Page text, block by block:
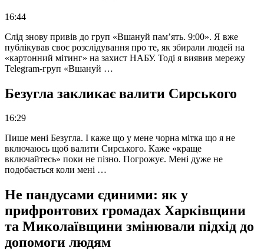
16:44
Слід знову привів до груп «Вшануй пам’ять. 9:00». Я вже
публікував своє розслідування про те, як збирали людей на
«картонний мітинг» на захист НАБУ. Тоді я виявив мережу
Telegram-груп «Вшануй …
Безугла закликає валити Сирського
16:29
Пише мені Безугла. І каже що у мене чорна мітка що я не
включаюсь щоб валити Сирського. Каже «краще
включайтесь» поки не пізно. Погрожує. Мені дуже не
подобається коли мені …
Не пандусами єдиними: як у
прифронтових громадах Харківщини
та Миколаївщини змінювали підхід до
допомоги людям